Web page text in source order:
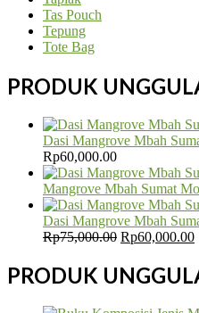
Tas Pouch
Tepung
Tote Bag
PRODUK
Dasi Mangrove Mbah
Rp60,000.00
Mangrove Mbah Sumat
Dasi Mangrove Mbah
Rp75,000.00 Harga
adalah:
Rp75,000.00.
Rp60,000.00
PRODUK